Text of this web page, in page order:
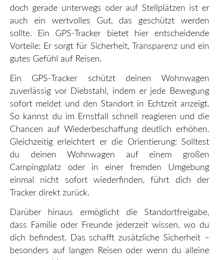
doch gerade unterwegs oder auf Stellplätzen ist er
auch ein wertvolles Gut, das geschützt werden
sollte. Ein GPS-Tracker bietet hier entscheidende
Vorteile: Er sorgt für Sicherheit, Transparenz und ein
gutes Gefühl auf Reisen.
Ein GPS-Tracker schützt deinen Wohnwagen
zuverlässig vor Diebstahl, indem er jede Bewegung
sofort meldet und den Standort in Echtzeit anzeigt.
So kannst du im Ernstfall schnell reagieren und die
Chancen auf Wiederbeschaffung deutlich erhöhen.
Gleichzeitig erleichtert er die Orientierung: Solltest
du deinen Wohnwagen auf einem großen
Campingplatz oder in einer fremden Umgebung
einmal nicht sofort wiederfinden, führt dich der
Tracker direkt zurück.
Darüber hinaus ermöglicht die Standortfreigabe,
dass Familie oder Freunde jederzeit wissen, wo du
dich befindest. Das schafft zusätzliche Sicherheit –
besonders auf langen Reisen oder wenn du alleine